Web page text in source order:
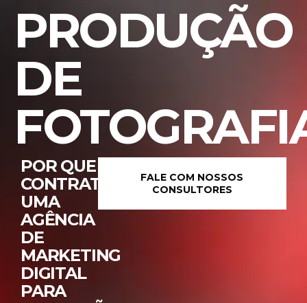
PRODUÇÃO
DE
POR QUE
CONTRATAR
UMA
AGÊNCIA
DE
MARKETING
DIGITAL
PARA
FALE COM NOSSOS
CONSULTORES